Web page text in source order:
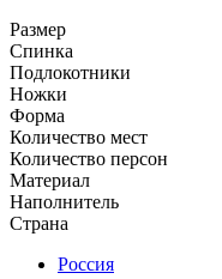
Размер
Спинка
Подлокотники
Ножки
Форма
Количество мест
Количество персон
Материал
Наполнитель
Страна
Россия